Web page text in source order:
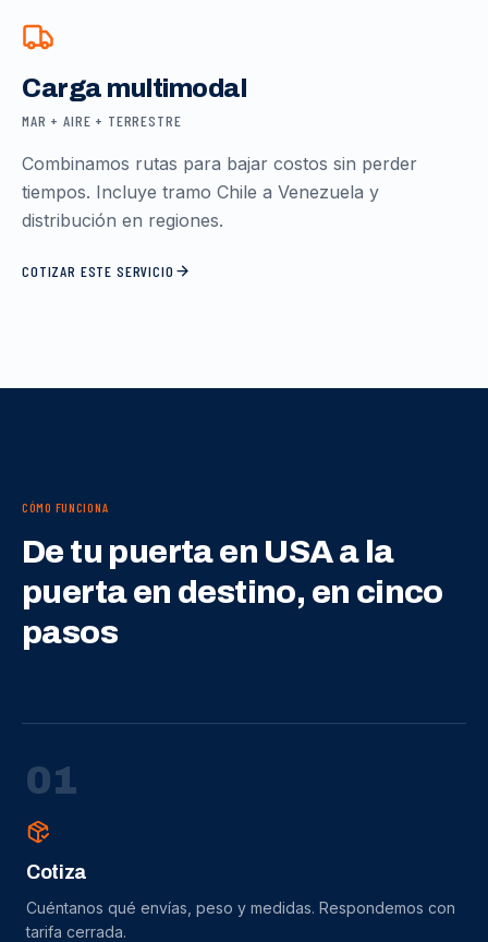
Carga multimodal
MAR + AIRE + TERRESTRE
Combinamos rutas para bajar costos sin perder
tiempos. Incluye tramo Chile a Venezuela y
distribución en regiones.
COTIZAR ESTE SERVICIO
CÓMO FUNCIONA
De tu puerta en USA a la
puerta en destino, en cinco
pasos
01
Cotiza
Cuéntanos qué envías, peso y medidas. Respondemos con
tarifa cerrada.